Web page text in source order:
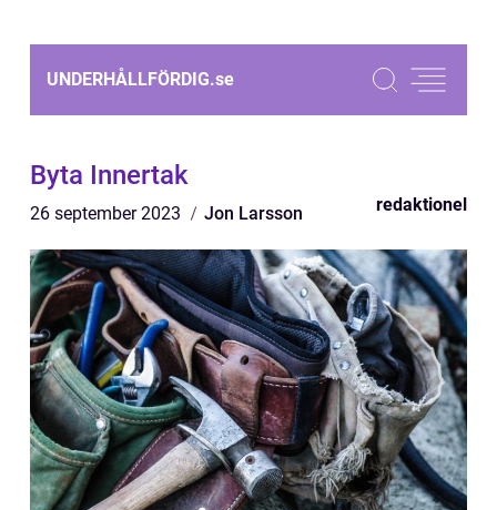
UNDERHÅLLFÖRDIG.se
Byta Innertak
26 september 2023 Jon Larsson redaktionel